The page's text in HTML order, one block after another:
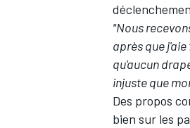
AUTRES
"Nous
après que
qu'aucun
injuste que
Des propos
bien sur les